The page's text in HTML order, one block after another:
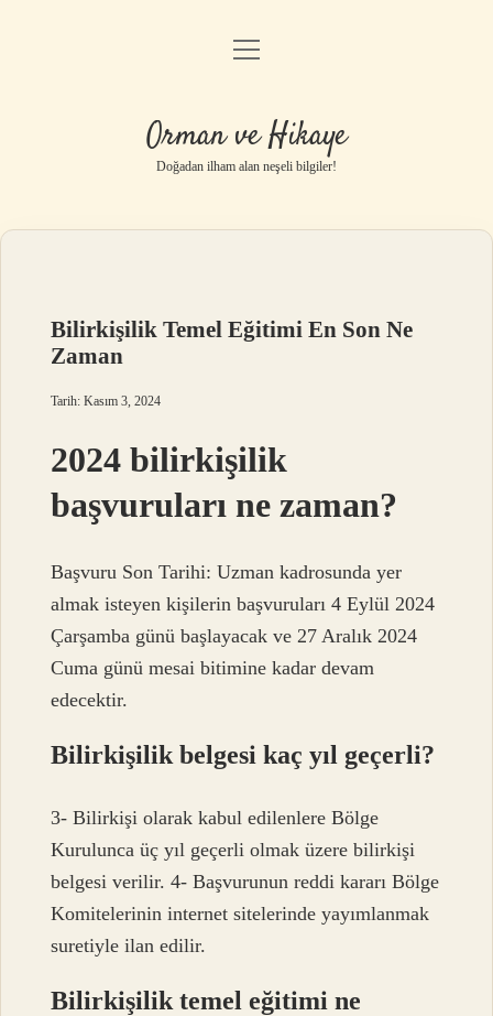
Anasayfa
Yasal Uyarı
menüyü
Orman ve Hikaye
Doğadan ilham alan neşeli bilgiler!
Bilirkişilik Temel Eğitimi En Son Ne
Zaman
Tarih: Kasım 3, 2024
2024 bilirkişilik
başvuruları ne zaman?
Başvuru Son Tarihi: Uzman kadrosunda yer
almak isteyen kişilerin başvuruları 4 Eylül 2024
Çarşamba günü başlayacak ve 27 Aralık 2024
Cuma günü mesai bitimine kadar devam
edecektir.
Bilirkişilik belgesi kaç yıl geçerli?
3- Bilirkişi olarak kabul edilenlere Bölge
Kurulunca üç yıl geçerli olmak üzere bilirkişi
belgesi verilir. 4- Başvurunun reddi kararı Bölge
Komitelerinin internet sitelerinde yayımlanmak
suretiyle ilan edilir.
Bilirkişilik temel eğitimi ne